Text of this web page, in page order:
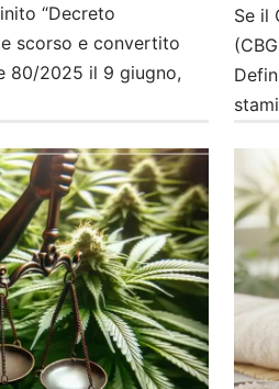
“Decreto
scorso e convertito
80/2025 il 9 giugno,
Se il